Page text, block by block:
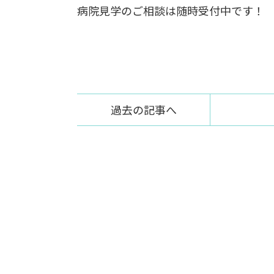
病院見学のご相談は随時受付中です！
過去の記事へ